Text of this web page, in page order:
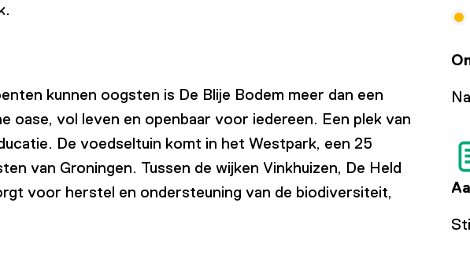
kunnen oogsten is De Blije Bodem meer dan een
oase, vol leven en openbaar voor iedereen. Een plek van
De voedseltuin komt in het Westpark, een 25
van Groningen. Tussen de wijken Vinkhuizen, De Held
voor herstel en ondersteuning van de biodiversiteit,